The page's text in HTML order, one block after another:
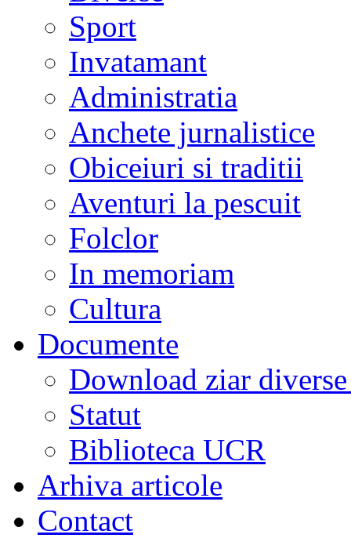
Sport
Invatamant
Administratia
Anchete jurnalistice
Obiceiuri si traditii
Aventuri la pescuit
Folclor
In memoriam
Cultura
Documente
Download ziar
Statut
Biblioteca UCR
Arhiva articole
Contact